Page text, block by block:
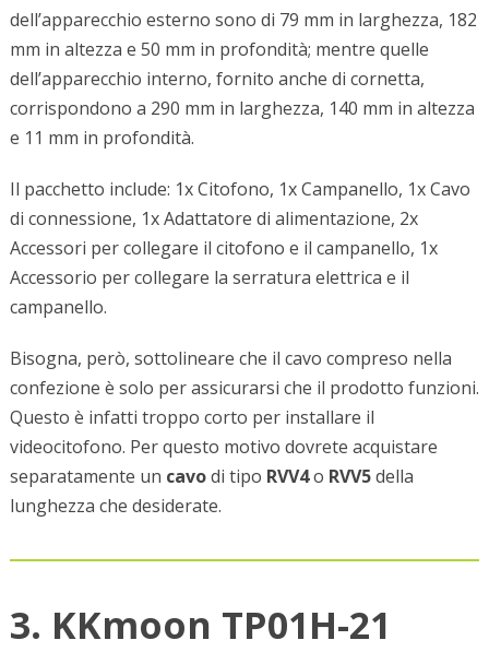
dell’apparecchio esterno sono di 79 mm in larghezza, 182
mm in altezza e 50 mm in profondità; mentre quelle
dell’apparecchio interno, fornito anche di cornetta,
corrispondono a 290 mm in larghezza, 140 mm in altezza
e 11 mm in profondità.
Il pacchetto include: 1x Citofono, 1x Campanello, 1x Cavo
di connessione, 1x Adattatore di alimentazione, 2x
Accessori per collegare il citofono e il campanello, 1x
Accessorio per collegare la serratura elettrica e il
campanello.
Bisogna, però, sottolineare che il cavo compreso nella
confezione è solo per assicurarsi che il prodotto funzioni.
Questo è infatti troppo corto per installare il
videocitofono. Per questo motivo dovrete acquistare
separatamente un cavodi tipo RVV4o RVV5della
lunghezza che desiderate.
3. KKmoon TP01H-21